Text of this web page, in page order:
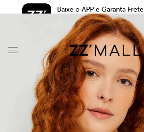
Baixe o APP e Garanta Frete
Grátis*
5.0